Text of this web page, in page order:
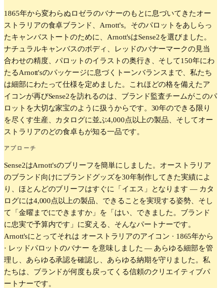
1865年から変わらぬロゼラのバナーのもとに息づいてきたオー
ストラリアの食卓ブランド、Arnott's。そのパロットをあしらっ
たキャンバストートのために、Arnott'sはSense2を選びました。
ナチュラルキャンバスのボディ、レッドのバナーマークの見当
合わせの精度、パロットのイラストの奥行き、そして150年にわ
たるArnott'sのパッケージに息づくトーンバランスまで、私たち
は細部にわたって仕様を定めました。これほどの格を備えたア
イコンが再びSense2を訪れるのは、ブランド監査チームがこのパ
ロットを大切な家宝のように扱うからです。30年のできる限り
を尽くす生産、カタログに並ぶ4,000点以上の製品、そしてオー
ストラリアのどの食卓もが知る一品です。
アプローチ
Sense2はArnott'sのブリーフを簡単にしました。オーストラリア
のブランド向けにブランドグッズを30年制作してきた実績によ
り、ほとんどのブリーフはすぐに「イエス」となります — カタ
ログには4,000点以上の製品、できることを実現する姿勢、そし
て「金曜までにできますか」を「はい、できました。ブランド
に忠実で予算内です」に変える、そんなパートナーです。
Arnott'sにとってそれは オーストラリアのアイコン · 1865年から
· レッドパロットのバナー を意味しました — あらゆる細部を管
理し、あらゆる承認を確認し、あらゆる納期を守りました。私
たちは、ブランドが何度も戻ってくる信頼のクリエイティブパ
ートナーです。